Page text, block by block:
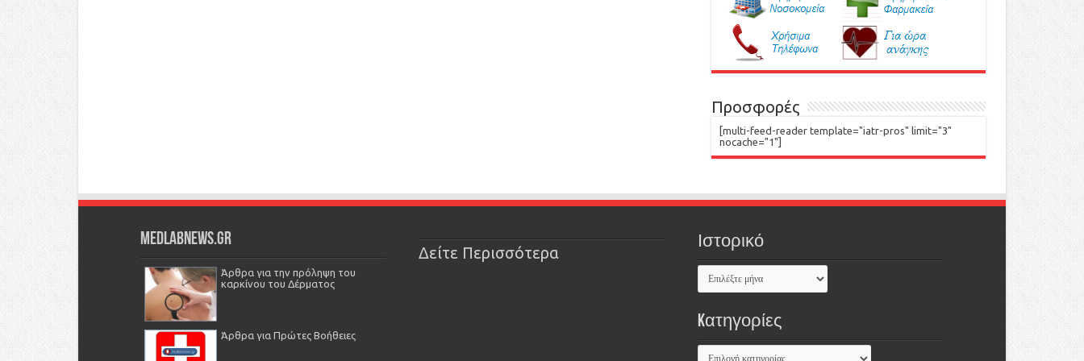
Προσφορές
[multi-feed-reader template="iatr-pros" limit="3"
nocache="1"]
Medlabnews.gr
Άρθρα για την πρόληψη του
καρκίνου του Δέρματος
Άρθρα για Πρώτες Βοήθειες
Δείτε Περισσότερα
Ιστορικό
Kατηγορίες